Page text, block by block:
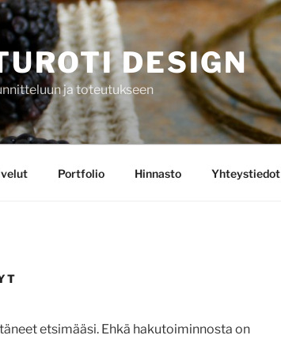
DESIGN
ja toteutukseen
Portfolio Hinnasto Yhteystiedot
etsimääsi. Ehkä hakutoiminnosta on